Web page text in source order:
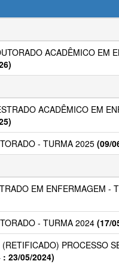
ACADÊMICO EM
ACADÊMICO EM
- TURMA 2025 (09/
EM ENFERMAGEM -
- TURMA 2024 (17/
PROCESSO
23/05/2024)